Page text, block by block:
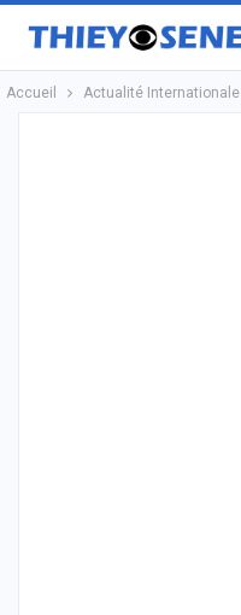
Accueil Actualité Internationale